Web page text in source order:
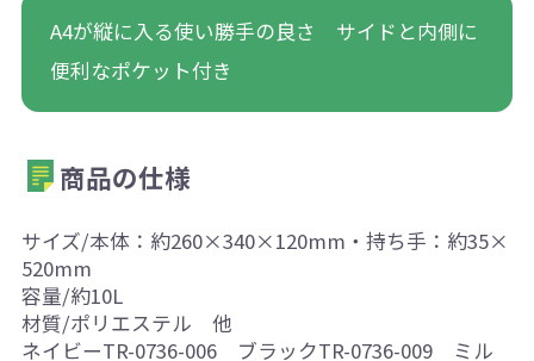
A4が縦に入る使い勝手の良さ サイドと内側に
便利なポケット付き
商品の仕様
サイズ/本体：約260×340×120mm・持ち手：約35×
520mm
容量/約10L
材質/ポリエステル 他
ネイビーTR-0736-006 ブラックTR-0736-009 ミル